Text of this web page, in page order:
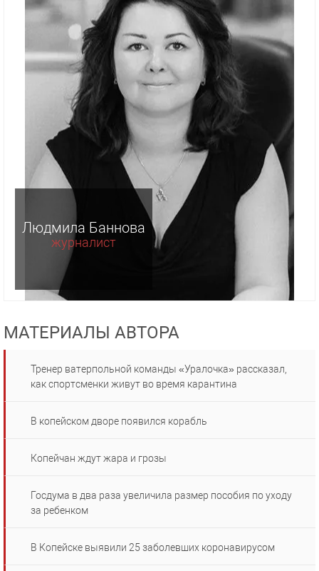
Людмила Баннова
журналист
МАТЕРИАЛЫ АВТОРА
Тренер ватерпольной команды «Уралочка» рассказал,
как спортсменки живут во время карантина
В копейском дворе появился корабль
Копейчан ждут жара и грозы
Госдума в два раза увеличила размер пособия по уходу
за ребенком
В Копейске выявили 25 заболевших коронавирусом